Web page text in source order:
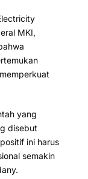
MKI,
yang
disebut
ini harus
semakin